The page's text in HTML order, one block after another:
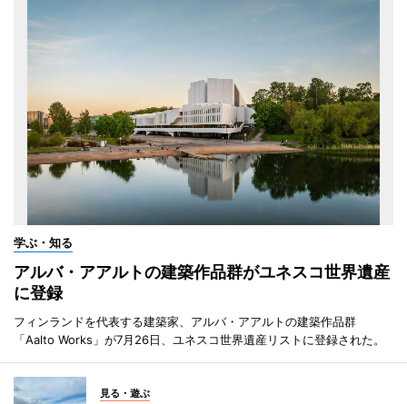
学ぶ・知る
アルバ・アアルトの建築作品群がユネスコ世界遺産
に登録
フィンランドを代表する建築家、アルバ・アアルトの建築作品群
「Aalto Works」が7月26日、ユネスコ世界遺産リストに登録された。
見る・遊ぶ